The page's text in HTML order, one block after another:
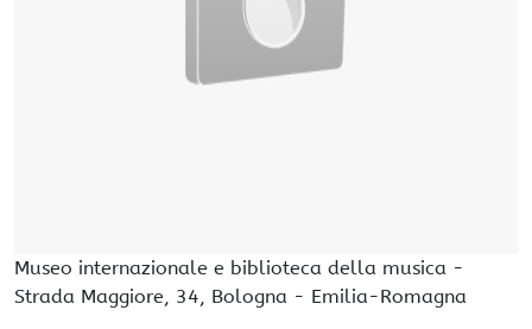
Museo internazionale e biblioteca della musica -
Strada Maggiore, 34, Bologna - Emilia-Romagna